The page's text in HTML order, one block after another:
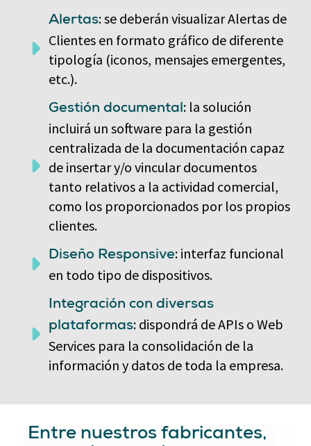
Alertas: se deberán visualizar Alertas de
Clientes en formato gráfico de diferente
tipología (iconos, mensajes emergentes,
etc.).
Gestión documental: la solución
incluirá un software para la gestión
centralizada de la documentación capaz
de insertar y/o vincular documentos
tanto relativos a la actividad comercial,
como los proporcionados por los propios
clientes.
Diseño Responsive: interfaz funcional
en todo tipo de dispositivos.
Integración con diversas
plataformas: dispondrá de APIs o Web
Services para la consolidación de la
información y datos de toda la empresa.
Entre nuestros fabricantes,